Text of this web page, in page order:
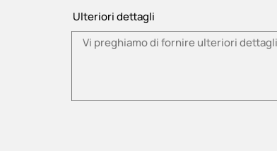
Ulteriori dettagli